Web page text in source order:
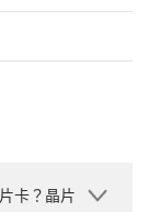
卡？晶片